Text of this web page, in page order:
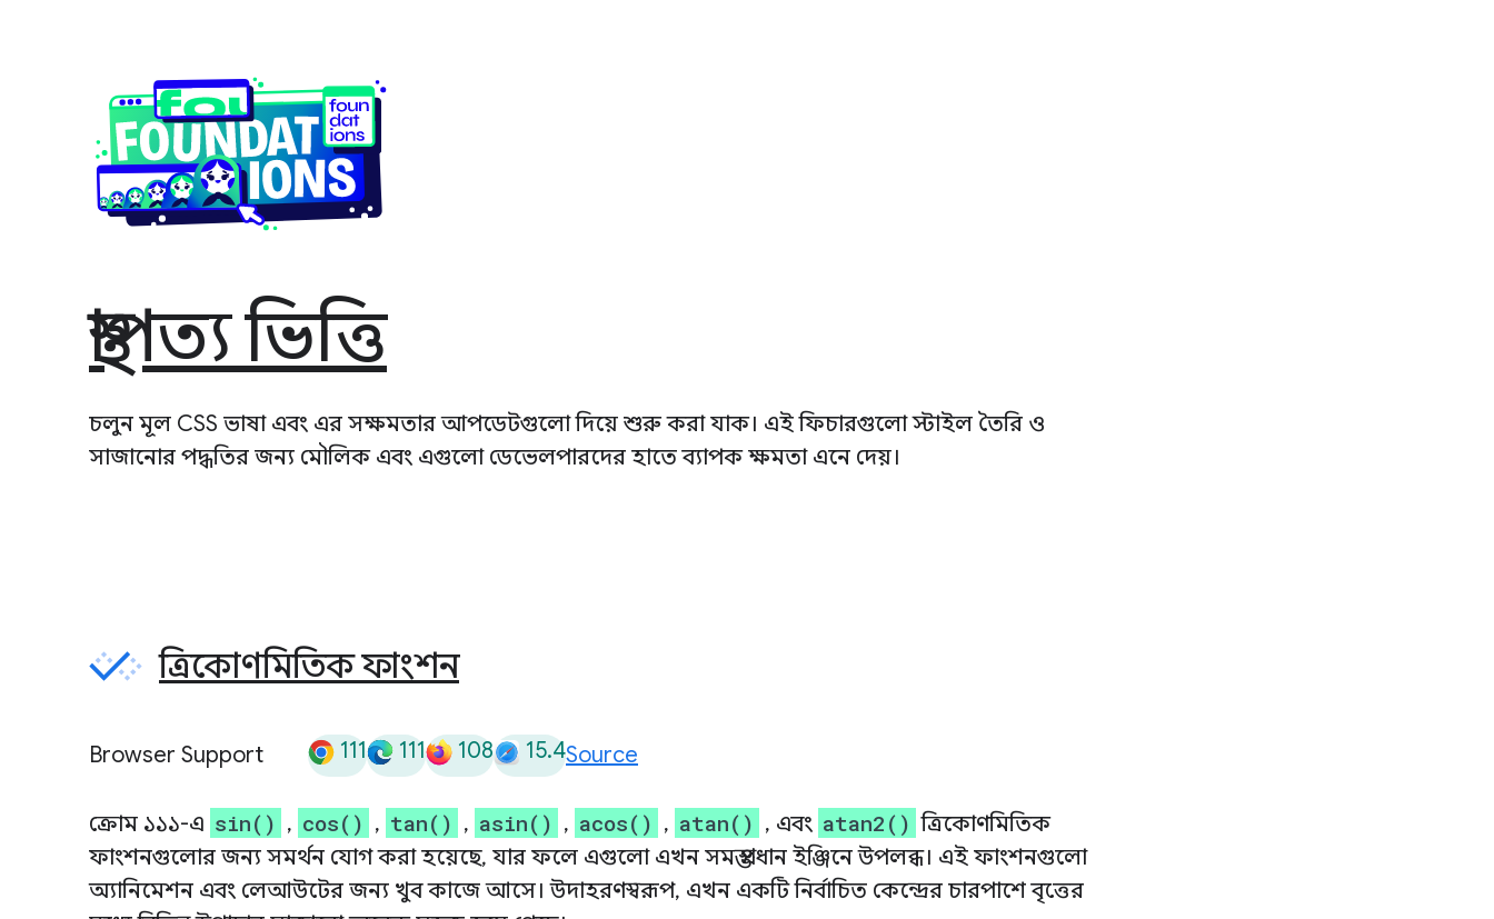
স্থাপত্য ভিত্তি
চলুন মূল CSS ভাষা এবং এর সক্ষমতার আপডেটগুলো দিয়ে শুরু করা যাক। এই ফিচারগুলো স্টাইল তৈরি ও
সাজানোর পদ্ধতির জন্য মৌলিক এবং এগুলো ডেভেলপারদের হাতে ব্যাপক ক্ষমতা এনে দেয়।
ত্রিকোণমিতিক ফাংশন
Browser Support 111 111 108 15.4Source
ক্রোম ১১১-এ sin() , cos() , tan() , asin() , acos() , atan() , এবং atan2() ত্রিকোণমিতিক
ফাংশনগুলোর জন্য সমর্থন যোগ করা হয়েছে, যার ফলে এগুলো এখন সমস্ত প্রধান ইঞ্জিনে উপলব্ধ। এই ফাংশনগুলো
অ্যানিমেশন এবং লেআউটের জন্য খুব কাজে আসে। উদাহরণস্বরূপ, এখন একটি নির্বাচিত কেন্দ্রের চারপাশে বৃত্তের